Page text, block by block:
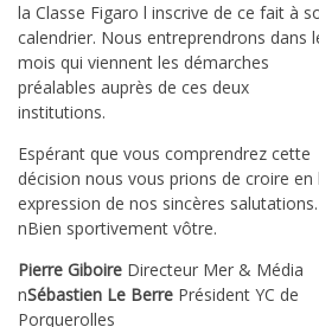
la Classe Figaro l inscrive de ce fait à
calendrier. Nous entreprendrons dans
mois qui viennent les démarches
préalables auprès de ces deux
institutions.
Espérant que vous comprendrez cette
décision nous vous prions de croire en l
expression de nos sincères salutations.
nBien sportivement vôtre.
Pierre Giboire Directeur Mer & Média
nSébastien Le Berre Président YC de
Porquerolles